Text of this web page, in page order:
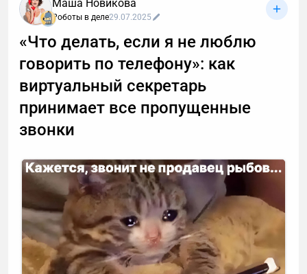
Маша Новикова
Роботы в деле29.07.2025
«Что делать, если я не люблю
говорить по телефону»: как
виртуальный секретарь
принимает все пропущенные
звонки